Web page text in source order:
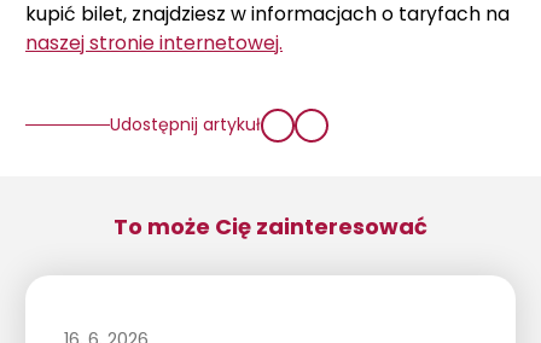
kupić bilet, znajdziesz w informacjach o taryfach na
naszej stronie internetowej.
Udostępnij artykuł
To może Cię zainteresować